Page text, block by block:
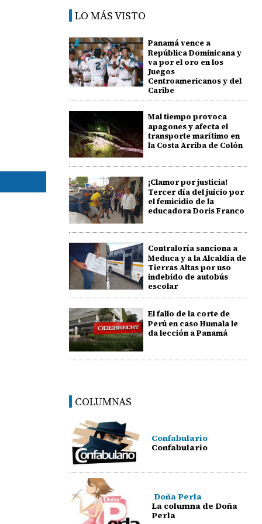
LO MÁS VISTO
Panamá vence a
República Dominicana y
va por el oro en los
Juegos
Centroamericanos y del
Caribe
Mal tiempo provoca
apagones y afecta el
transporte marítimo en
la Costa Arriba de Colón
¡Clamor por justicia!
Tercer día del juicio por
el femicidio de la
educadora Doris Franco
Contraloría sanciona a
Meduca y a la Alcaldía de
Tierras Altas por uso
indebido de autobús
escolar
El fallo de la corte de
Perú en caso Humala le
da lección a Panamá
COLUMNAS
Confabulario
Confabulario
Doña Perla
La columna de Doña
Perla